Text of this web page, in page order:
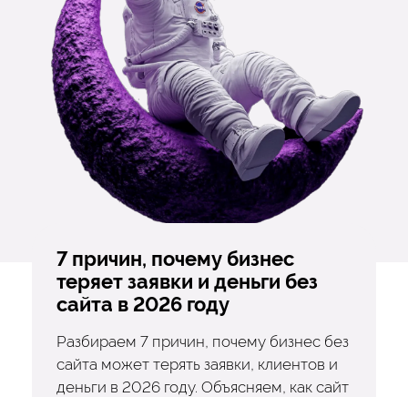
7 причин, почему бизнес
теряет заявки и деньги без
сайта в 2026 году
Разбираем 7 причин, почему бизнес без
сайта может терять заявки, клиентов и
деньги в 2026 году. Объясняем, как сайт